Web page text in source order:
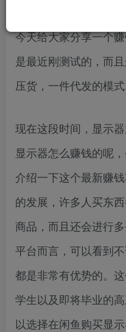
今天给大家分享一个
是最近刚测试的，而
压货，一件代发的模式
现在这段时间，显示
显示器怎么赚钱的呢
介绍一下这个最新赚
的发展，许多人买东
商品，而且还会进行
平台而言，可以看到
都是非常有优势的。
学生以及即将毕业的
以选择在闲鱼购买显